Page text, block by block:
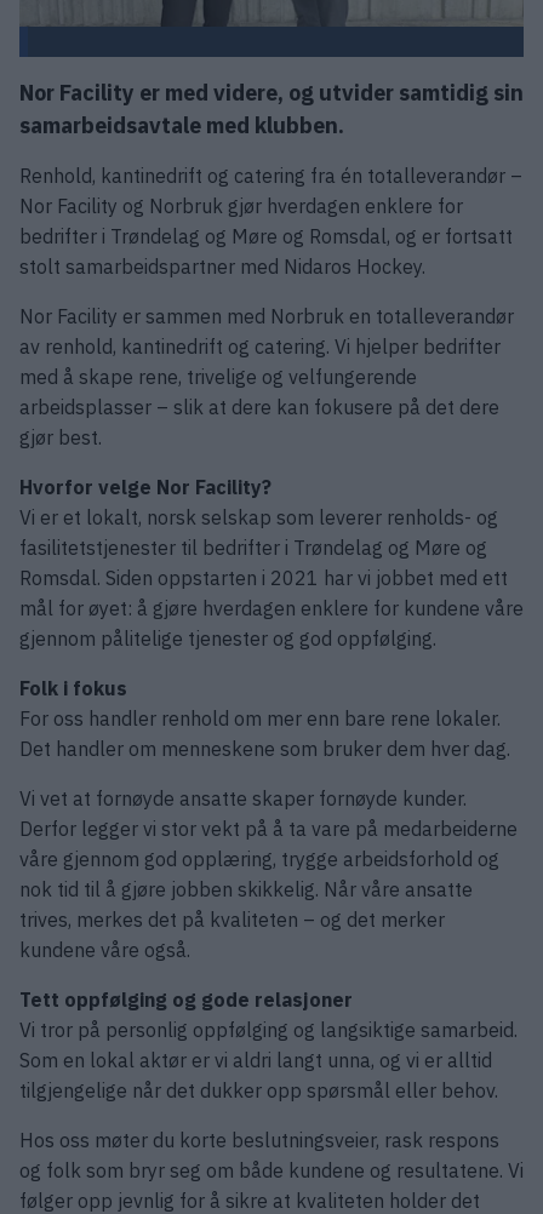
Nor Facility er med videre, og utvider samtidig sin
samarbeidsavtale med klubben.
Renhold, kantinedrift og catering fra én totalleverandør –
Nor Facility og Norbruk gjør hverdagen enklere for
bedrifter i Trøndelag og Møre og Romsdal, og er fortsatt
stolt samarbeidspartner med Nidaros Hockey.
Nor Facility er sammen med Norbruk en totalleverandør
av renhold, kantinedrift og catering. Vi hjelper bedrifter
med å skape rene, trivelige og velfungerende
arbeidsplasser – slik at dere kan fokusere på det dere
gjør best.
Hvorfor velge Nor Facility?
Vi er et lokalt, norsk selskap som leverer renholds- og
fasilitetstjenester til bedrifter i Trøndelag og Møre og
Romsdal. Siden oppstarten i 2021 har vi jobbet med ett
mål for øyet: å gjøre hverdagen enklere for kundene våre
gjennom pålitelige tjenester og god oppfølging.
Folk i fokus
For oss handler renhold om mer enn bare rene lokaler.
Det handler om menneskene som bruker dem hver dag.
Vi vet at fornøyde ansatte skaper fornøyde kunder.
Derfor legger vi stor vekt på å ta vare på medarbeiderne
våre gjennom god opplæring, trygge arbeidsforhold og
nok tid til å gjøre jobben skikkelig. Når våre ansatte
trives, merkes det på kvaliteten – og det merker
kundene våre også.
Tett oppfølging og gode relasjoner
Vi tror på personlig oppfølging og langsiktige samarbeid.
Som en lokal aktør er vi aldri langt unna, og vi er alltid
tilgjengelige når det dukker opp spørsmål eller behov.
Hos oss møter du korte beslutningsveier, rask respons
og folk som bryr seg om både kundene og resultatene. Vi
følger opp jevnlig for å sikre at kvaliteten holder det